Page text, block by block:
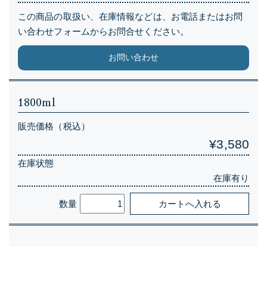
この商品の取扱い、在庫情報などは、お電話またはお問
い合わせフォームからお問合せください。
お問い合わせ
1800ml
販売価格（税込）
¥3,580
在庫状態
在庫有り
数量